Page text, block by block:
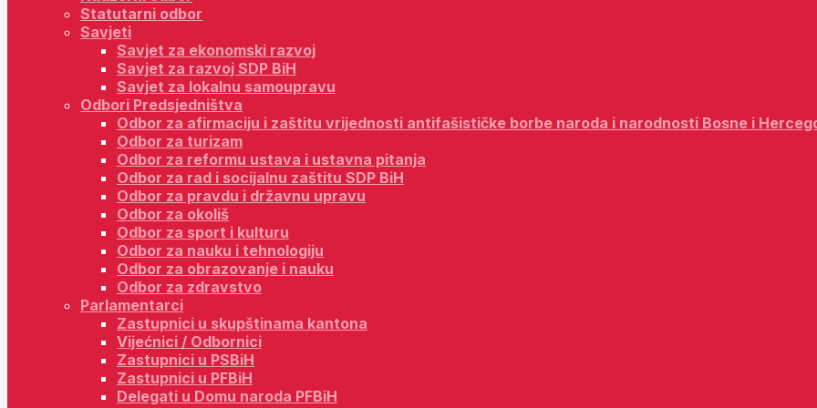
Statutarni odbor
Savjeti
Savjet za ekonomski razvoj
Savjet za razvoj SDP BiH
Savjet za lokalnu samoupravu
Odbori Predsjedništva
Odbor za afirmaciju i zaštitu vrijednosti antifašističke borbe naroda i narodnosti Bosne i
Odbor za turizam
Odbor za reformu ustava i ustavna pitanja
Odbor za rad i socijalnu zaštitu SDP BiH
Odbor za pravdu i državnu upravu
Odbor za okoliš
Odbor za sport i kulturu
Odbor za nauku i tehnologiju
Odbor za obrazovanje i nauku
Odbor za zdravstvo
Parlamentarci
Zastupnici u skupštinama kantona
Vijećnici / Odbornici
Zastupnici u PSBiH
Zastupnici u PFBiH
Delegati u Domu naroda PFBiH